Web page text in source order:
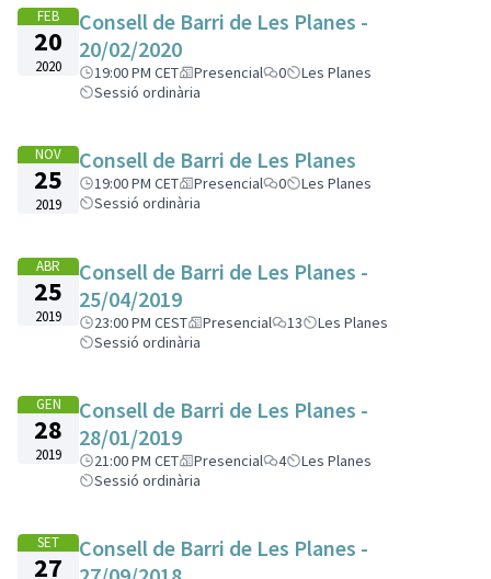
FEB
20
2020
Consell de Barri de Les Planes -
20/02/2020
19:00 PM CET Presencial 0
Les Planes
Sessió ordinària
NOV
25
2019
Consell de Barri de Les Planes
19:00 PM CET Presencial 0
Les Planes
Sessió ordinària
ABR
25
2019
Consell de Barri de Les Planes -
25/04/2019
23:00 PM CEST Presencial 13
Les Planes
Sessió ordinària
GEN
28
2019
Consell de Barri de Les Planes -
28/01/2019
21:00 PM CET Presencial 4
Les Planes
Sessió ordinària
SET
27
Consell de Barri de Les Planes -